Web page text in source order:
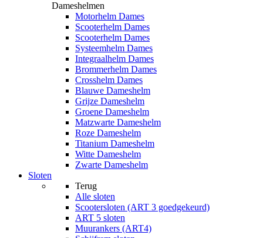
Dameshelmen
Motorhelm Dames
Scooterhelm Dames
Scooterhelm Dames
Systeemhelm Dames
Integraalhelm Dames
Brommerhelm Dames
Crosshelm Dames
Blauwe Dameshelm
Grijze Dameshelm
Groene Dameshelm
Matzwarte Dameshelm
Roze Dameshelm
Titanium Dameshelm
Witte Dameshelm
Zwarte Dameshelm
Sloten
Terug
Alle sloten
Scootersloten (ART 3 goedgekeurd)
ART 5 sloten
Muurankers (ART4)